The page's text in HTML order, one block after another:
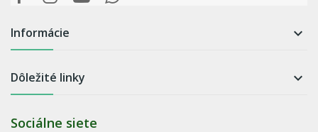
Informácie 
Dôležité linky 
Sociálne siete